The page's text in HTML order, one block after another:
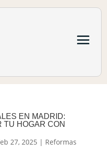
EN MADRID:
TU HOGAR CON
27, 2025 | Reformas